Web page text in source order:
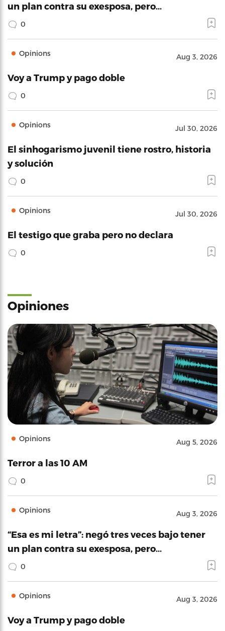
un plan contra su exesposa, pero…
0
Opinions Aug 3, 2026
Voy a Trump y pago doble
0
Opinions Jul 30, 2026
El sinhogarismo juvenil tiene rostro, historia
y solución
0
Opinions Jul 30, 2026
El testigo que graba pero no declara
0
Opiniones
Opinions Aug 5, 2026
Terror a las 10 AM
0
Opinions Aug 3, 2026
“Esa es mi letra”: negó tres veces bajo tener
un plan contra su exesposa, pero…
0
Opinions Aug 3, 2026
Voy a Trump y pago doble